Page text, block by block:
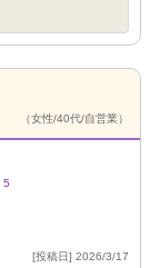
（女性/40代/自営業）
5
[投稿日] 2026/3/17